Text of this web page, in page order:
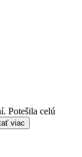
Potešila celú
viac